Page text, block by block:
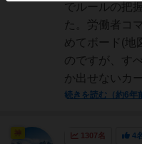
でルールの把
た。労働者コ
めてボード(地
のですが、す
か出せないカ
続きを読む（約6年
1307名 4
神